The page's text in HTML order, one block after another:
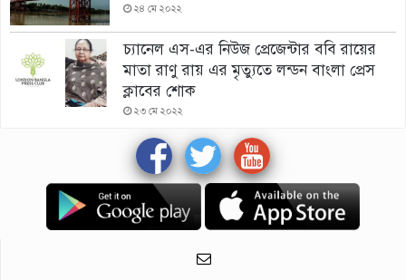
২৪ মে ২০২২
চ্যানেল এস-এর নিউজ প্রেজেন্টার ববি রায়ের
মাতা রাণু রায় এর মৃত্যুতে লন্ডন বাংলা প্রেস
ক্লাবের শোক
২৩ মে ২০২২